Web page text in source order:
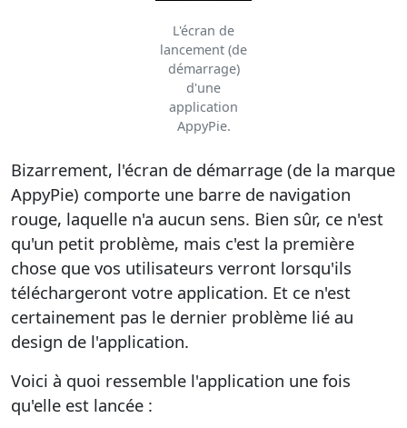
L'écran de
lancement (de
démarrage)
d'une
application
AppyPie.
Bizarrement, l'écran de démarrage (de la marque
AppyPie) comporte une barre de navigation
rouge, laquelle n'a aucun sens. Bien sûr, ce n'est
qu'un petit problème, mais c'est la première
chose que vos utilisateurs verront lorsqu'ils
téléchargeront votre application. Et ce n'est
certainement pas le dernier problème lié au
design de l'application.
Voici à quoi ressemble l'application une fois
qu'elle est lancée :